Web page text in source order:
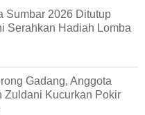
Sumbar 2026 Ditutup
Serahkan Hadiah Lomba
Gadang, Anggota
Zuldani Kucurkan Pokir